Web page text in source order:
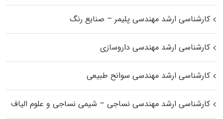
کارشناسی ارشد مهندسی پلیمر – صنایع رنگ
کارشناسی ارشد مهندسی داروسازی
کارشناسی ارشد مهندسی سوانح طبیعی
کارشناسی ارشد مهندسی نساجی – شیمی نساجی و علوم الیاف